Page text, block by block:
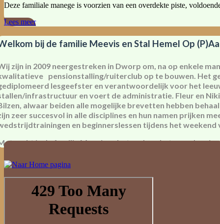
Deze familiale manege is voorzien van een overdekte piste,
Lees meer
bij de familie Meevis en Stal Hemel Op
zijn in 2009 neergestreken in Dworp om, na op enkele
pensionstalling/ruiterclub op te bouwen. Het
lesgeefster en verantwoordelijk voor het
infrastructuur en voert de administratie. Fleur en
alwaar beiden alle mogelijke brevetten hebben
zeer succesvol in alle disciplines en hun namen prijken
en beginnerslessen tijdens het weekend
recht is de familie Meevis gebeten door het